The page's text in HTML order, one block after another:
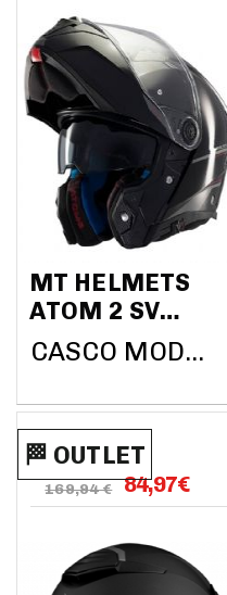
MT HELMETS
ATOM 2 SV
SOLID A1
NEGRO
CASCO MODULAR MT HELMETS
🏁​​​​ OUTLET
169,94 € 84,97€